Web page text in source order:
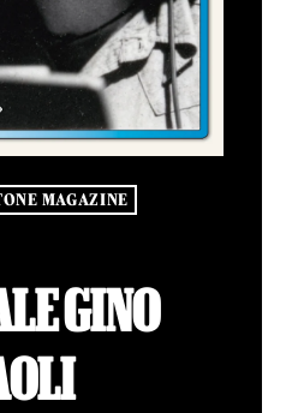
MAGAZINE
GINO